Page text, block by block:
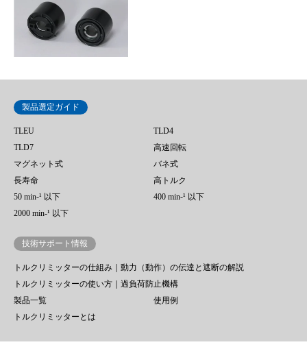
製品選定ガイド
TLEU
TLD4
TLD7
高速回転
マグネット式
バネ式
長寿命
高トルク
50 min‐¹ 以下
400 min-¹ 以下
2000 min-¹ 以下
技術サポート情報
トルクリミッターの仕組み｜動力（動作）の伝達と遮断の解説
トルクリミッターの使い方｜過負荷防止機構
製品一覧
使用例
トルクリミッターとは